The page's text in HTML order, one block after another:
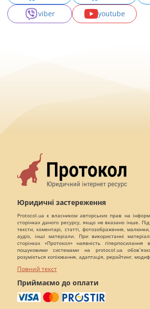
viber
youtube
Юридичні застереження
Protocol.ua є власником авторських прав на
сторінках даного ресурсу, якщо не вказано інше.
тексти, коментарі, статті, фотозображення,
аудіо, інші матеріали. При використанні
сторінках «Протокол» наявність гіперпосилання
пошуковими системами на protocol.ua
розуміється копіювання, адаптація, рерайтинг,
Повний текст
Приймаємо до оплати